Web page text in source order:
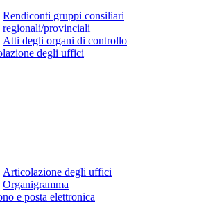
Rendiconti gruppi consiliari
regionali/provinciali
Atti degli organi di controllo
degli uffici
Articolazione degli uffici
Organigramma
e posta elettronica